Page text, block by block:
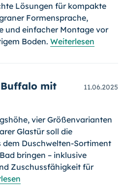
Lösungen für kompakte
Formensprache,
und einfacher Montage vor
Boden. Weiterlesen
mit
11.06.2025
vier Größenvarianten
Glastür soll die
Duschwelten-Sortiment
bringen – inklusive
Zuschussfähigkeit für